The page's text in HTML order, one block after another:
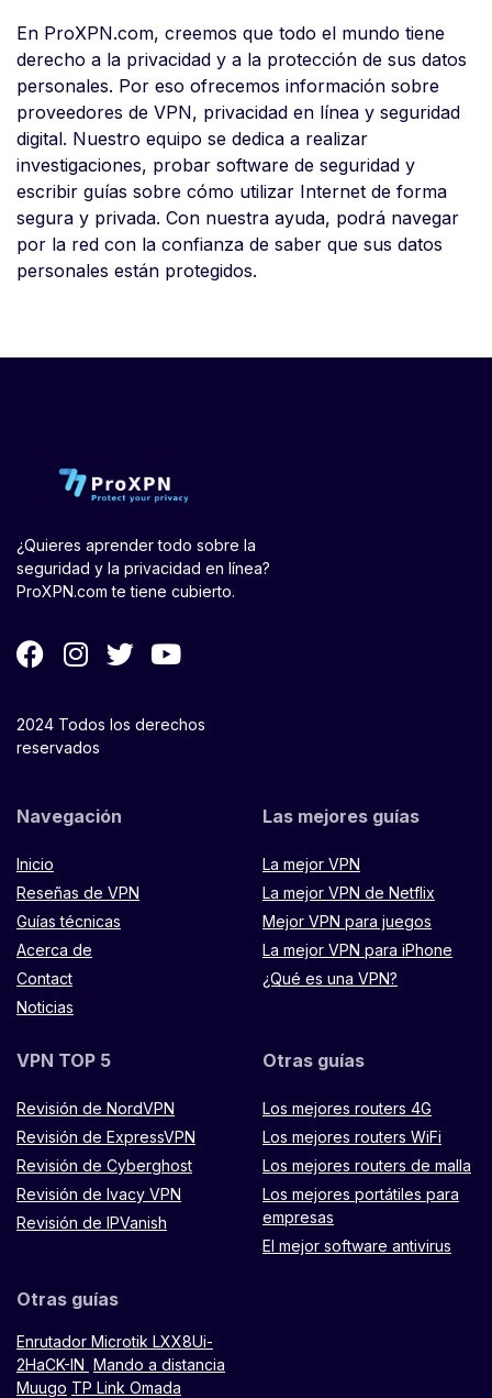
En ProXPN.com, creemos que todo el mundo tiene
derecho a la privacidad y a la protección de sus datos
personales. Por eso ofrecemos información sobre
proveedores de VPN, privacidad en línea y seguridad
digital. Nuestro equipo se dedica a realizar
investigaciones, probar software de seguridad y
escribir guías sobre cómo utilizar Internet de forma
segura y privada. Con nuestra ayuda, podrá navegar
por la red con la confianza de saber que sus datos
personales están protegidos.
¿Quieres aprender todo sobre la
seguridad y la privacidad en línea?
ProXPN.com te tiene cubierto.
2024 Todos los derechos
reservados
Navegación
Inicio
Reseñas de VPN
Guías técnicas
Acerca de
Contact
Noticias
Las mejores guías
La mejor VPN
La mejor VPN de Netflix
Mejor VPN para juegos
La mejor VPN para iPhone
¿Qué es una VPN?
VPN TOP 5
Revisión de NordVPN
Revisión de ExpressVPN
Revisión de Cyberghost
Revisión de Ivacy VPN
Revisión de IPVanish
Otras guías
Los mejores routers 4G
Los mejores routers WiFi
Los mejores routers de malla
Los mejores portátiles para
empresas
El mejor software antivirus
Otras guías
Enrutador Microtik LXX8Ui-
2HaCK-IN Mando a distancia
Muugo TP Link Omada